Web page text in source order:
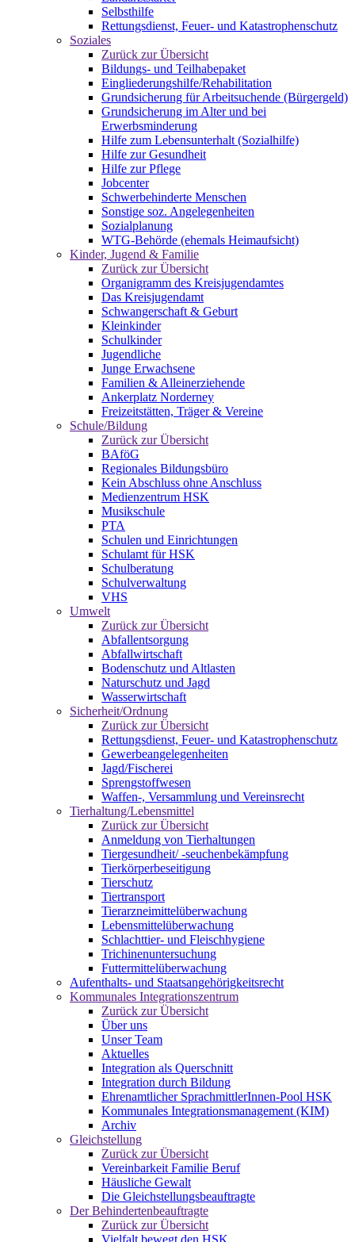
Selbsthilfe
Rettungsdienst, Feuer- und Katastrophenschutz
Soziales
Zurück zur Übersicht
Bildungs- und Teilhabepaket
Eingliederungshilfe/Rehabilitation
Grundsicherung für Arbeitsuchende (Bürgergeld)
Grundsicherung im Alter und bei
Erwerbsminderung
Hilfe zum Lebensunterhalt (Sozialhilfe)
Hilfe zur Gesundheit
Hilfe zur Pflege
Jobcenter
Schwerbehinderte Menschen
Sonstige soz. Angelegenheiten
Sozialplanung
WTG-Behörde (ehemals Heimaufsicht)
Kinder, Jugend & Familie
Zurück zur Übersicht
Organigramm des Kreisjugendamtes
Das Kreisjugendamt
Schwangerschaft & Geburt
Kleinkinder
Schulkinder
Jugendliche
Junge Erwachsene
Familien & Alleinerziehende
Ankerplatz Norderney
Freizeitstätten, Träger & Vereine
Schule/Bildung
Zurück zur Übersicht
BAföG
Regionales Bildungsbüro
Kein Abschluss ohne Anschluss
Medienzentrum HSK
Musikschule
PTA
Schulen und Einrichtungen
Schulamt für HSK
Schulberatung
Schulverwaltung
VHS
Umwelt
Zurück zur Übersicht
Abfallentsorgung
Abfallwirtschaft
Bodenschutz und Altlasten
Naturschutz und Jagd
Wasserwirtschaft
Sicherheit/Ordnung
Zurück zur Übersicht
Rettungsdienst, Feuer- und Katastrophenschutz
Gewerbeangelegenheiten
Jagd/Fischerei
Sprengstoffwesen
Waffen-, Versammlung und Vereinsrecht
Tierhaltung/Lebensmittel
Zurück zur Übersicht
Anmeldung von Tierhaltungen
Tiergesundheit/ -seuchenbekämpfung
Tierkörperbeseitigung
Tierschutz
Tiertransport
Tierarzneimittelüberwachung
Lebensmittelüberwachung
Schlachttier- und Fleischhygiene
Trichinenuntersuchung
Futtermittelüberwachung
Aufenthalts- und Staatsangehörigkeitsrecht
Kommunales Integrationszentrum
Zurück zur Übersicht
Über uns
Unser Team
Aktuelles
Integration als Querschnitt
Integration durch Bildung
Ehrenamtlicher SprachmittlerInnen-Pool HSK
Kommunales Integrationsmanagement (KIM)
Archiv
Gleichstellung
Zurück zur Übersicht
Vereinbarkeit Familie Beruf
Häusliche Gewalt
Die Gleichstellungsbeauftragte
Der Behindertenbeauftragte
Zurück zur Übersicht
Vielfalt bewegt den HSK